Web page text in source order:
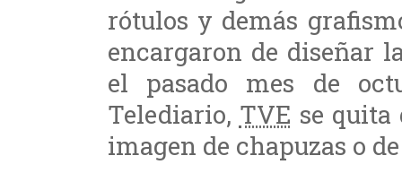
rótulos y demás
encargaron de diseñar
el pasado mes de
Telediario, TVE se
imagen de chapuzas o